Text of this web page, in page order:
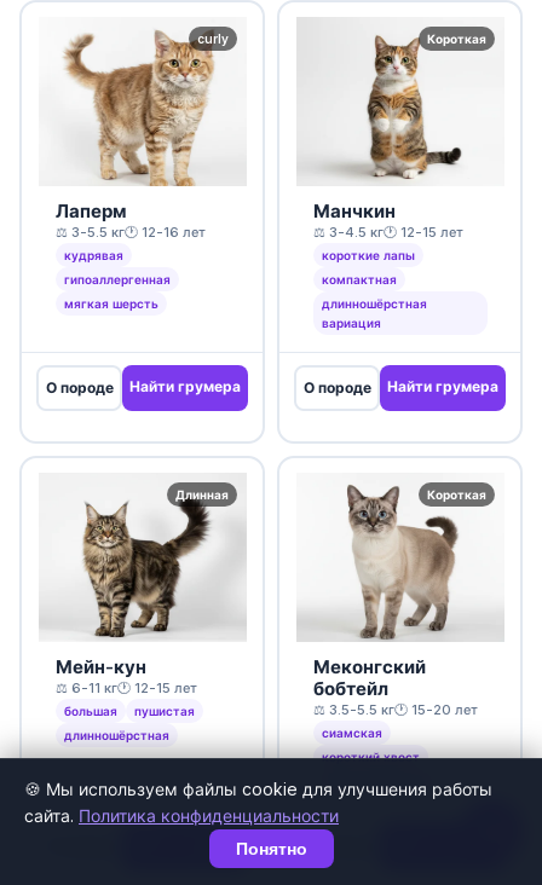
🍪 Мы используем файлы cookie для улучшения работы
сайта. Политика конфиденциальности
Понятно
curly
Лаперм
⚖️ 3-5.5 кг🕐 12-16 лет
кудрявая
гипоаллергенная
мягкая шерсть
О породе Найти грумера
Короткая
Манчкин
⚖️ 3-4.5 кг🕐 12-15 лет
короткие лапы
компактная
длинношёрстная
вариация
О породе Найти грумера
Длинная
Мейн-кун
⚖️ 6-11 кг🕐 12-15 лет
большая
пушистая
длинношёрстная
Найти грумера
Короткая
Меконгский
бобтейл
⚖️ 3.5-5.5 кг🕐 15-20 лет
сиамская
короткий хвост
О породе